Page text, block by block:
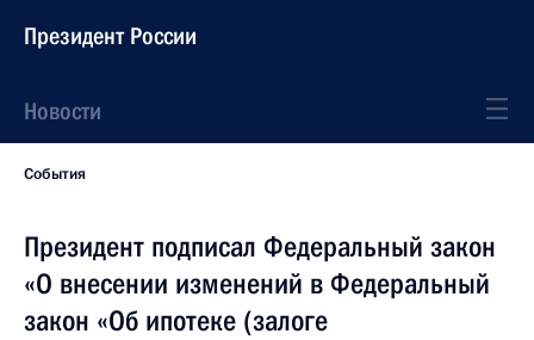
Президент России
Новости
События
Президент подписал Федеральный закон
«О внесении изменений в Федеральный
закон «Об ипотеке (залоге